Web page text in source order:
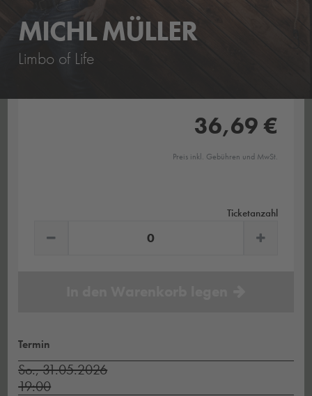
MICHL MÜLLER
Limbo of Life
36,69 €
Preis inkl. Gebühren und MwSt.
Ticketanzahl
Termin
So., 31.05.2026
19:00